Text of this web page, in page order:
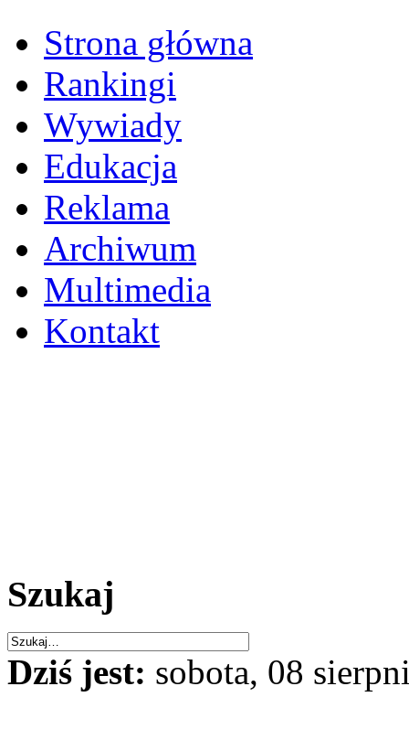
Strona główna
Rankingi
Wywiady
Edukacja
Reklama
Archiwum
Multimedia
Kontakt
Szukaj
Dziś jest: sobota, 08